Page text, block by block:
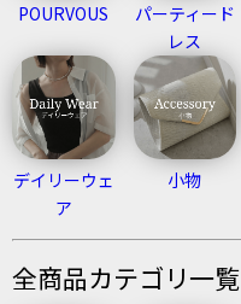
POURVOUS
パーティード
レス
デイリーウェ
ア
小物
全商品カテゴリ一覧